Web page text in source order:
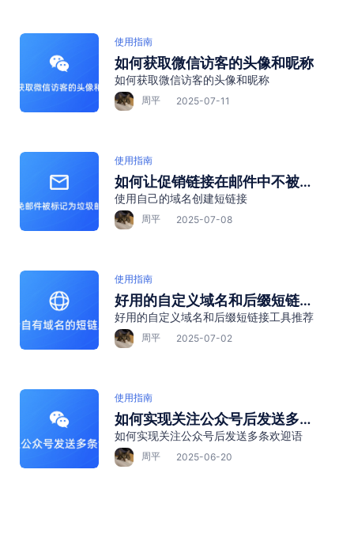
使用指南
如何获取微信访客的头像和昵称
如何获取微信访客的头像和昵称
周平 2025-07-11
使用指南
如何让促销链接在邮件中不被标
记为垃圾信息？→ 绑定企业域
名”
使用自己的域名创建短链接
周平 2025-07-08
使用指南
好用的自定义域名和后缀短链接
工具推荐
好用的自定义域名和后缀短链接工具推荐
周平 2025-07-02
使用指南
如何实现关注公众号后发送多条
欢迎语
如何实现关注公众号后发送多条欢迎语
周平 2025-06-20